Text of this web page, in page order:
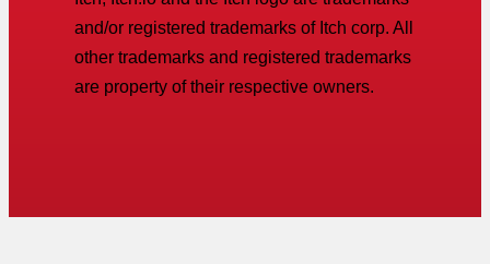
and/or registered trademarks of Itch corp. All
other trademarks and registered trademarks
are property of their respective owners.